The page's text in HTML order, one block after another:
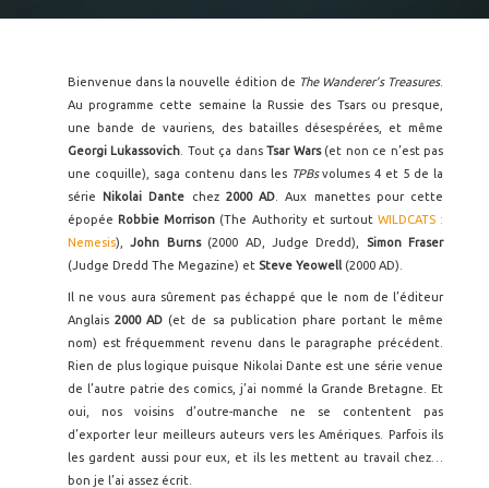
Bienvenue dans la nouvelle édition de The Wanderer’s Treasures.
Au programme cette semaine la Russie des Tsars ou presque,
une bande de vauriens, des batailles désespérées, et même
Georgi Lukassovich . Tout ça dansTsar Wars(et non ce n’est pas
une coquille), saga contenu dans les TPBsvolumes 4 et 5 de la
série Nikolai Dante chez 2000 AD . Aux manettes pour cette
épopée Robbie Morrison (The Authority et surtout WILDCATS :
Nemesis),John Burns (2000 AD, Judge Dredd),
Simon Fraser
(Judge Dredd The Megazine) et Steve Yeowell (2000 AD).
Il ne vous aura sûrement pas échappé que le nom de l’éditeur
Anglais2000 AD (et de sa publication phare portant le même
nom) est fréquemment revenu dans le paragraphe précédent.
Rien de plus logique puisque Nikolai Dante est une série venue
de l’autre patrie des comics, j’ai nommé la Grande Bretagne. Et
oui, nos voisins d’outre-manche ne se contentent pas
d’exporter leur meilleurs auteurs vers les Amériques. Parfois ils
les gardent aussi pour eux, et ils les mettent au travail chez…
bon je l’ai assez écrit.